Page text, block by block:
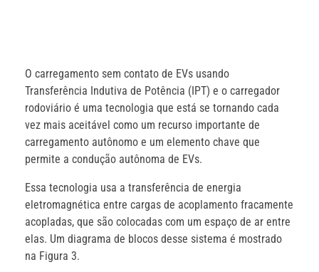
O carregamento sem contato de EVs usando
Transferência Indutiva de Potência (IPT) e o carregador
rodoviário é uma tecnologia que está se tornando cada
vez mais aceitável como um recurso importante de
carregamento autônomo e um elemento chave que
permite a condução autônoma de EVs.
Essa tecnologia usa a transferência de energia
eletromagnética entre cargas de acoplamento fracamente
acopladas, que são colocadas com um espaço de ar entre
elas. Um diagrama de blocos desse sistema é mostrado
na Figura 3.